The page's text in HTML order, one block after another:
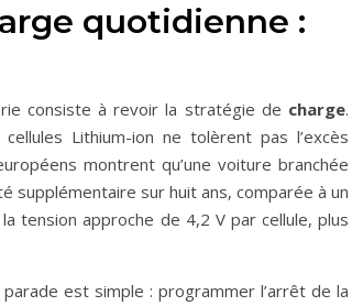
quotidienne :
consiste à revoir la stratégie de charge.
Lithium-ion ne tolèrent pas l’excès
montrent qu’une voiture branchée
supplémentaire sur huit ans, comparée à un
tension approche de 4,2 V par cellule, plus
est simple : programmer l’arrêt de la